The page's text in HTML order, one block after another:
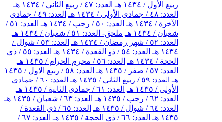
ربيع الأول / ١٤٣٤ هـ
العدد: ٤٧ / ربيع الثاني / ١٤٣٤ هـ
العدد: ٤٨ / جمادى الأولى / ١٤٣٤ هـ
العدد: ٤٩ / جمادى
الآخرة / ١٤٣٤ هـ
العدد: ٥٠ / رجب / ١٤٣٤ هـ
العدد: ٥١ /
شعبان / ١٤٣٤ هـ
ملحق- العدد: ٥١ / شعبان / ١٤٣٤ هـ
العدد: ٥٢ / شهر رمضان / ١٤٣٤ هـ
العدد: ٥٣ / شوال /
١٤٣٤ هـ
العدد: ٥٤ / ذو القعدة / ١٤٣٤ هـ
العدد: ٥٥ / ذي
الحجة / ١٤٣٤ هـ
العدد: ٥٦ / محرم الحرام / ١٤٣٥ هـ
العدد: ٥٧ / صفر / ١٤٣٥ هـ
العدد: ٥٨ / ربيع الاول / ١٤٣٥
هـ العدد: ٥٩ / ربيع الثاني / ١٤٣٥ هـ
العدد: ٦٠ / جمادى
الأولى / ١٤٣٥ هـ
العدد: ٦١ / جمادى الثانية / ١٤٣٥ هـ
العدد: ٦٢ / رجب / ١٤٣٥ هـ
العدد: ٦٣ / شعبان / ١٤٣٥ هـ
العدد: ٦٤ / شوال / ١٤٣٥ هـ
العدد: ٦٥ / ذي القعدة /
١٤٣٥ هـ
العدد: ٦٦ / ذي الحجة / ١٤٣٥ هـ
العدد: ٦٧ /